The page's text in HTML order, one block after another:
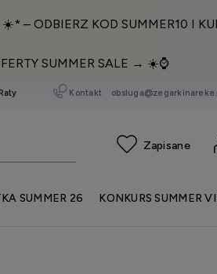
– ODBIERZ KOD SUMMER10 I
SUMMER SALE → ☀️⌚️
Raty Kontakt
SUMMER 26 KONKURS SUMMER